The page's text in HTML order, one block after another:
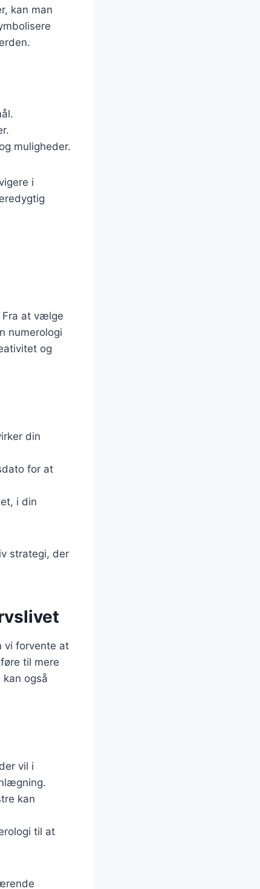
kan man
muligheder.
i
Fra at vælge
numerologi
og
din
for at
i din
strategi, der
vi forvente at
til mere
også
vil i
kan
til at